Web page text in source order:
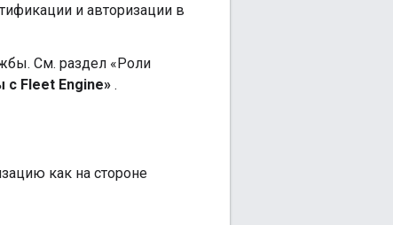
и авторизации в
См. раздел «Роли
с Fleet Engine» .
как на стороне